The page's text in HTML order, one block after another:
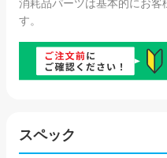
消耗品パーツは基本的にお客
す。
スペック